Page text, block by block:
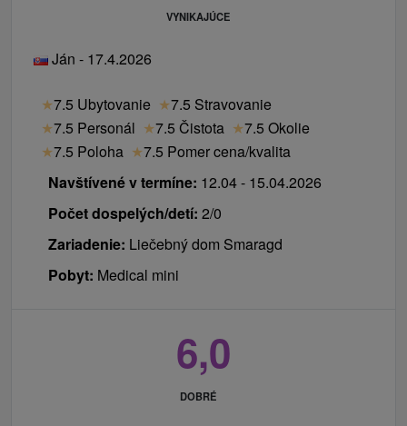
VYNIKAJÚCE
Ján - 17.4.2026
★7.5 Ubytovanie ★7.5 Stravovanie
★7.5 Personál ★7.5 Čistota ★7.5 Okolie
★7.5 Poloha ★7.5 Pomer cena/kvalita
Navštívené v termíne: 12.04 - 15.04.2026
Počet dospelých/detí: 2/0
Zariadenie: Liečebný dom Smaragd
Pobyt: Medical mini
6,0
DOBRÉ